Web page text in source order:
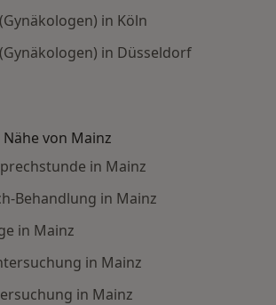
in Köln
in Düsseldorf
von Mainz
in Mainz
Behandlung in Mainz
in Mainz
in Mainz
in Mainz